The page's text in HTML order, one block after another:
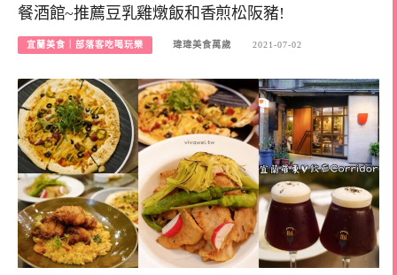
餐酒館~推薦豆乳雞燉飯和香煎松阪豬!
宜蘭美食｜部落客吃喝玩樂 瑋瑋美食萬歲 2021-07-02